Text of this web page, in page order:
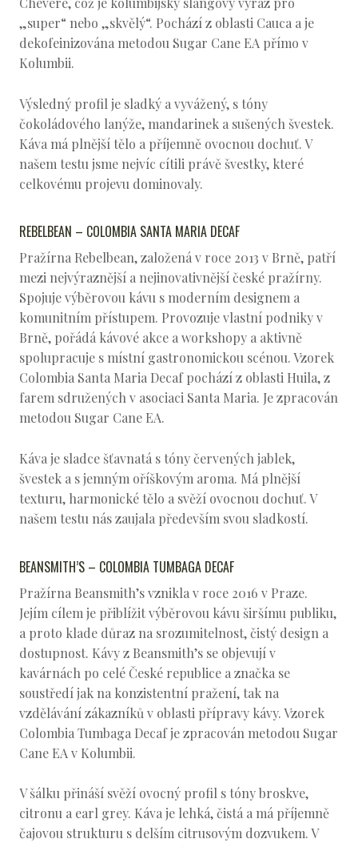
„super“ nebo „skvělý“. Pochází z oblasti Cauca a je
dekofeinizována metodou Sugar Cane EA přímo v
Kolumbii.
Výsledný profil je sladký a vyvážený, s tóny
čokoládového lanýže, mandarinek a sušených švestek.
Káva má plnější tělo a příjemně ovocnou dochuť. V
našem testu jsme nejvíc cítili právě švestky, které
celkovému projevu dominovaly.
REBELBEAN – COLOMBIA SANTA MARIA DECAF
Pražírna Rebelbean, založená v roce 2013 v Brně, patří
mezi nejvýraznější a nejinovativnější české pražírny.
Spojuje výběrovou kávu s moderním designem a
komunitním přístupem. Provozuje vlastní podniky v
Brně, pořádá kávové akce a workshopy a aktivně
spolupracuje s místní gastronomickou scénou. Vzorek
Colombia Santa Maria Decaf pochází z oblasti Huila, z
farem sdružených v asociaci Santa Maria. Je zpracován
metodou Sugar Cane EA.
Káva je sladce šťavnatá s tóny červených jablek,
švestek a s jemným oříškovým aroma. Má plnější
texturu, harmonické tělo a svěží ovocnou dochuť. V
našem testu nás zaujala především svou sladkostí.
BEANSMITH’S – COLOMBIA TUMBAGA DECAF
Pražírna Beansmith’s vznikla v roce 2016 v Praze.
Jejím cílem je přiblížit výběrovou kávu širšímu publiku,
a proto klade důraz na srozumitelnost, čistý design a
dostupnost. Kávy z Beansmith’s se objevují v
kavárnách po celé České republice a značka se
soustředí jak na konzistentní pražení, tak na
vzdělávání zákazníků v oblasti přípravy kávy. Vzorek
Colombia Tumbaga Decaf je zpracován metodou Sugar
Cane EA v Kolumbii.
V šálku přináší svěží ovocný profil s tóny broskve,
citronu a earl grey. Káva je lehká, čistá a má příjemně
čajovou strukturu s delším citrusovým dozvukem. V